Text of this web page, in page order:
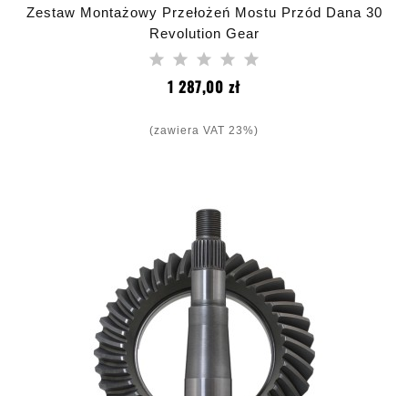
Zestaw Montażowy Przełożeń Mostu Przód Dana 30
Revolution Gear
1 287,00 złCena
(zawiera VAT 23%)